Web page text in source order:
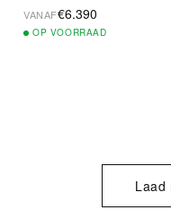
VANAF€6.390
OP VOORRAAD
Laad